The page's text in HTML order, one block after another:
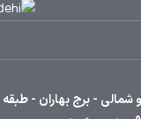
- برج بهاران - طبقه 7 واحد 2